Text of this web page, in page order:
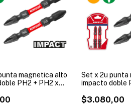
magnetica alto
PH2 + PH2 x
Set x 2u
impacto doble
$3.080,00